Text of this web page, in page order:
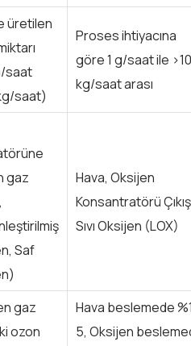
üretilen
saat
saat)
Proses ihtiyacına
göre 1 g/saat ile
kg/saat arası
gaz
Saf
Hava, Oksijen
Konsantratörü
Sıvı Oksijen (LOX)
gaz
ozon
Hava beslemede
5, Oksijen